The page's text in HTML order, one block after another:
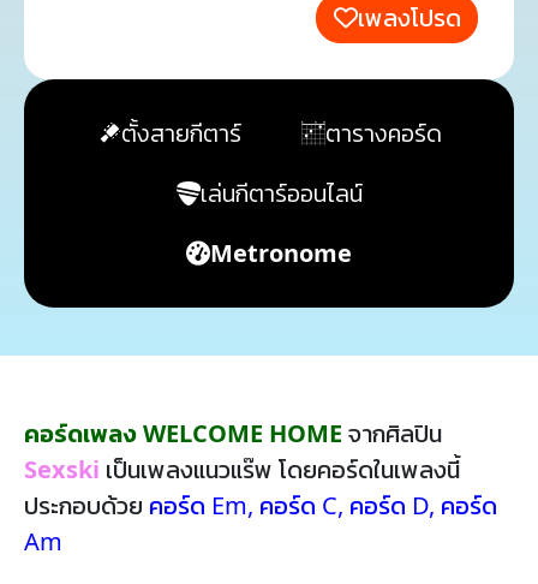
เพลงโปรด
ตั้งสายกีตาร์
ตารางคอร์ด
เล่นกีตาร์ออนไลน์
Metronome
คอร์ดเพลง WELCOME HOME จากศิลปิน
Sexski เป็นเพลงแนวแร๊พ โดยคอร์ดในเพลงนี้
ประกอบด้วย คอร์ด Em, คอร์ด C, คอร์ด D, คอร์ด
Am